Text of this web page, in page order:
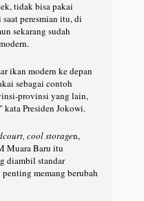
tidak bisa pakai
peresmian itu, di
sekarang sudah
ikan modern ke depan
sebagai contoh
provinsi yang lain,
kata Presiden Jokowi.
cool storagen,
Muara Baru itu
diambil standar
memang berubah